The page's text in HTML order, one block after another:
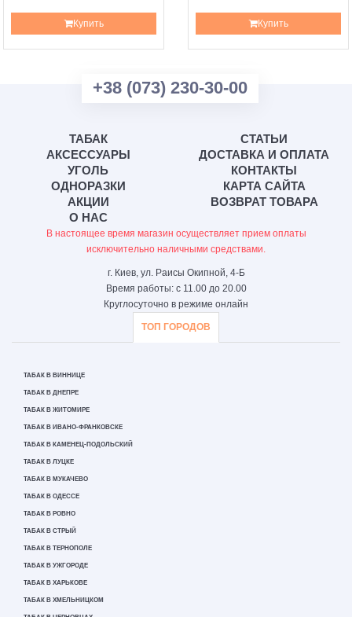
Купить Купить
+38 (073) 230-30-00
ТАБАК
АКСЕССУАРЫ
УГОЛЬ
ОДНОРАЗКИ
АКЦИИ
О НАС
СТАТЬИ
ДОСТАВКА И ОПЛАТА
КОНТАКТЫ
КАРТА САЙТА
ВОЗВРАТ ТОВАРА
В настоящее время магазин осуществляет прием оплаты
исключительно наличными средствами.
г. Киев, ул. Раисы Окипной, 4-Б
Время работы: с 11.00 до 20.00
Круглосуточно в режиме онлайн
ТОП ГОРОДОВ
ТАБАК В ВИННИЦЕ
ТАБАК В ДНЕПРЕ
ТАБАК В ЖИТОМИРЕ
ТАБАК В ИВАНО-ФРАНКОВСКЕ
ТАБАК В КАМЕНЕЦ-ПОДОЛЬСКИЙ
ТАБАК В ЛУЦКЕ
ТАБАК В МУКАЧЕВО
ТАБАК В ОДЕССЕ
ТАБАК В РОВНО
ТАБАК В СТРЫЙ
ТАБАК В ТЕРНОПОЛЕ
ТАБАК В УЖГОРОДЕ
ТАБАК В ХАРЬКОВЕ
ТАБАК В ХМЕЛЬНИЦКОМ